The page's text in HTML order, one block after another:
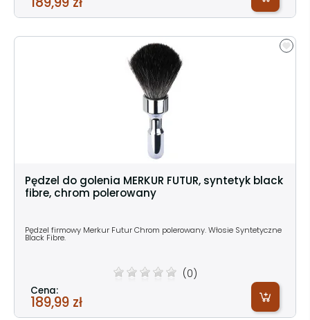
Pędzel do golenia MERKUR FUTUR, syntetyk black
fibre, chrom polerowany
Pędzel firmowy Merkur Futur Chrom polerowany. Włosie Syntetyczne
Black Fibre.
(0)
Cena:
189,99 zł